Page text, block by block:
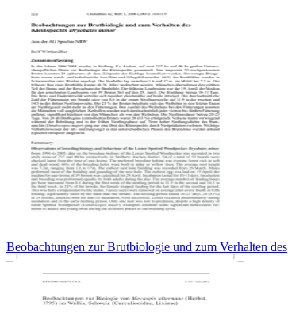
Beobachtungen zur Brutbiologie und zum Verhalten des